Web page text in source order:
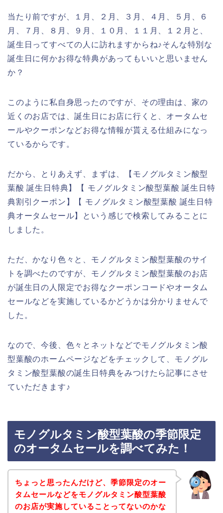
当たり前ですが、１月、２月、３月、４月、５月、６
月、７月、８月、９月、１０月、１１月、１２月と、
誕生日ってすべての人に訪れますからね♪そんな特別な
誕生日に何かお得な特典があってもいいと思いません
か？
このように私自身思ったのですが、その理由は、家の
近くのお店では、誕生日にお店に行くと、オータムセ
ールやクーポンなどお得な情報が貰える仕組みになっ
ているからです。
だから、とりあえず、まずは、【モノグルタミン酸型
葉酸 誕生日特典】【 モノグルタミン酸型葉酸 誕生日特
典割引クーポン】【 モノグルタミン酸型葉酸 誕生日特
典オータムセール】という感じで検索してみることに
しました。
ただ、かなり色々と、モノグルタミン酸型葉酸のサイ
トを調べたのですが、モノグルタミン酸型葉酸のお店
が誕生日の人限定でお得なクーポンコードやオータム
セールなどを実施しているかどうかは分かりませんで
した。
なので、今後、色々とネットなどでモノグルタミン酸
型葉酸のホームページなどをチェックして、モノグル
タミン酸型葉酸の誕生日特典をみつけたら記事にさせ
ていただきます♪
モノグルタミン酸型葉酸の季節限定
のオータムセールを調べてみた！
ちょっと思ったんだけど、季節限定のオー
タムセールなどをモノグルタミン酸型葉酸
のお店が実施していることってないのかな